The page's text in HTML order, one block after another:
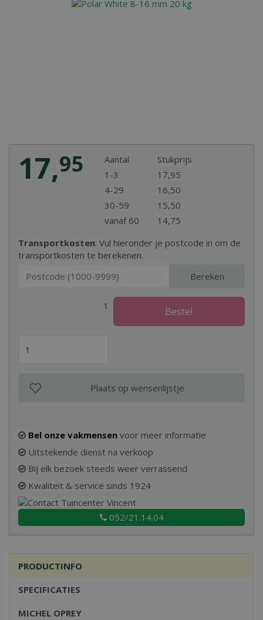
Transportkosten: Vul hieronder je postcode in om de
transportkosten te berekenen.
Bereken
17,95 Aantal
Stukprijs
1-3
17,95
4-29
16,50
30-59
15,50
vanaf 60
14,75
1
Bel onze vakmensen voor meer informatie
Uitstekende dienst na verkoop
Bij elk bezoek steeds weer verrassend
Kwaliteit & service sinds 1924
052/21.14.04
PRODUCTINFO
SPECIFICATIES
MICHEL OPREY